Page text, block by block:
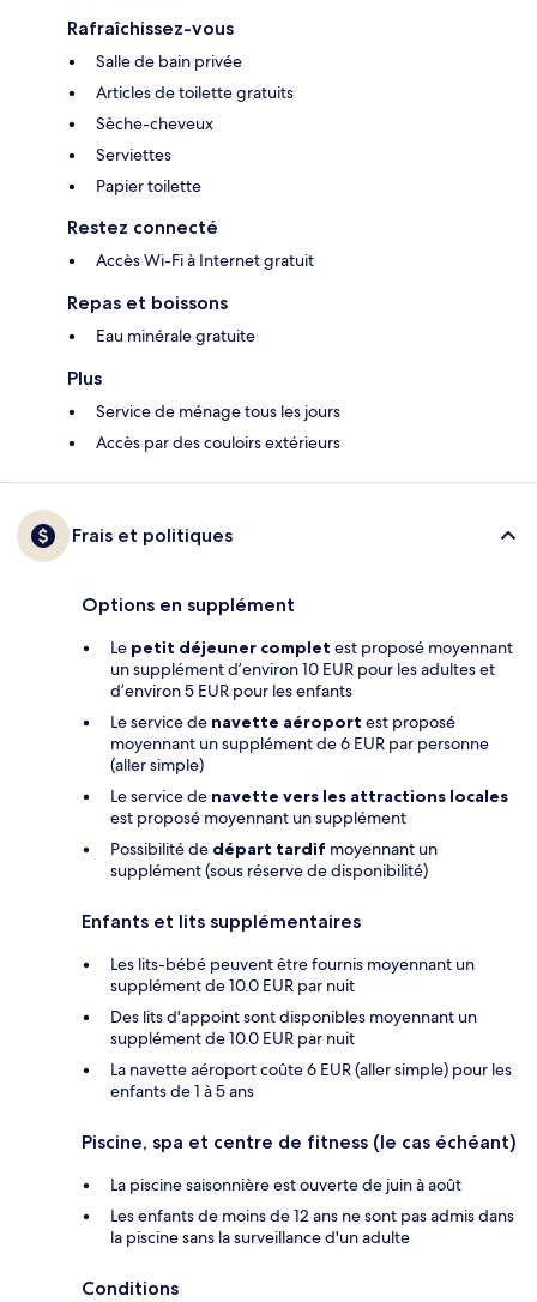
Rafraîchissez-vous
Salle de bain privée
Articles de toilette gratuits
Sèche-cheveux
Serviettes
Papier toilette
Restez connecté
Accès Wi-Fi à Internet gratuit
Repas et boissons
Eau minérale gratuite
Plus
Service de ménage tous les jours
Accès par des couloirs extérieurs
Frais et politiques
Options en supplément
Le petit déjeuner complet est proposé moyennant
un supplément d’environ 10 EUR pour les adultes et
d’environ 5 EUR pour les enfants
Le service de navette aéroport est proposé
moyennant un supplément de 6 EUR par personne
(aller simple)
Le service de navette vers les attractions locales
est proposé moyennant un supplément
Possibilité de départ tardif moyennant un
supplément (sous réserve de disponibilité)
Enfants et lits supplémentaires
Les lits-bébé peuvent être fournis moyennant un
supplément de 10.0 EUR par nuit
Des lits d'appoint sont disponibles moyennant un
supplément de 10.0 EUR par nuit
La navette aéroport coûte 6 EUR (aller simple) pour les
enfants de 1 à 5 ans
Piscine, spa et centre de fitness (le cas échéant)
La piscine saisonnière est ouverte de juin à août
Les enfants de moins de 12 ans ne sont pas admis dans
la piscine sans la surveillance d'un adulte
Conditions